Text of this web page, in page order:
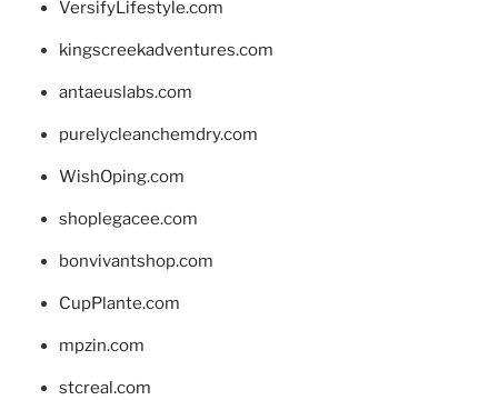
VersifyLifestyle.com
kingscreekadventures.com
antaeuslabs.com
purelycleanchemdry.com
WishOping.com
shoplegacee.com
bonvivantshop.com
CupPlante.com
mpzin.com
stcreal.com